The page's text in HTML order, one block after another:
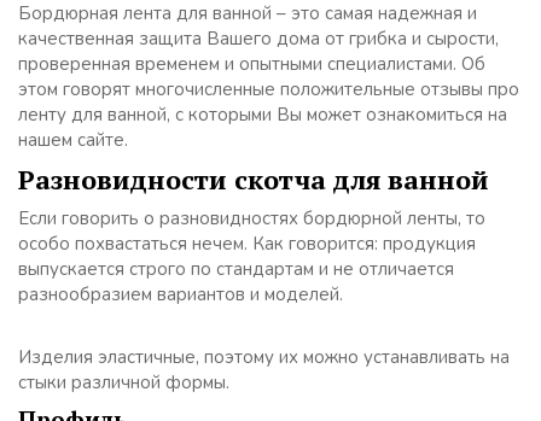
Бордюрная лента для ванной – это самая надежная и
качественная защита Вашего дома от грибка и сырости,
проверенная временем и опытными специалистами. Об
этом говорят многочисленные положительные отзывы про
ленту для ванной, с которыми Вы может ознакомиться на
нашем сайте.
Разновидности скотча для ванной
Если говорить о разновидностях бордюрной ленты, то
особо похвастаться нечем. Как говорится: продукция
выпускается строго по стандартам и не отличается
разнообразием вариантов и моделей.
Изделия эластичные, поэтому их можно устанавливать на
стыки различной формы.